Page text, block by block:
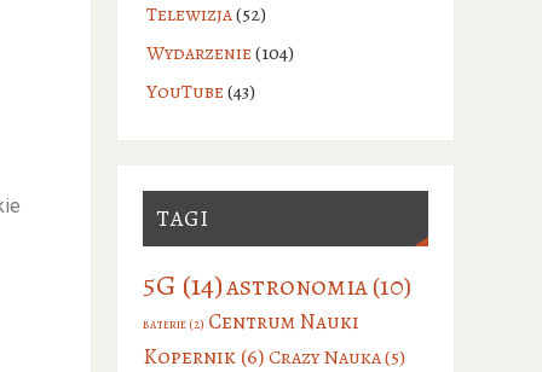
Telewizja(52)
Wydarzenie(104)
YouTube(43)
TAGI
5G (14)astronomia(10)
baterie(2) Centrum Nauki
Kopernik(6)Crazy Nauka(5)